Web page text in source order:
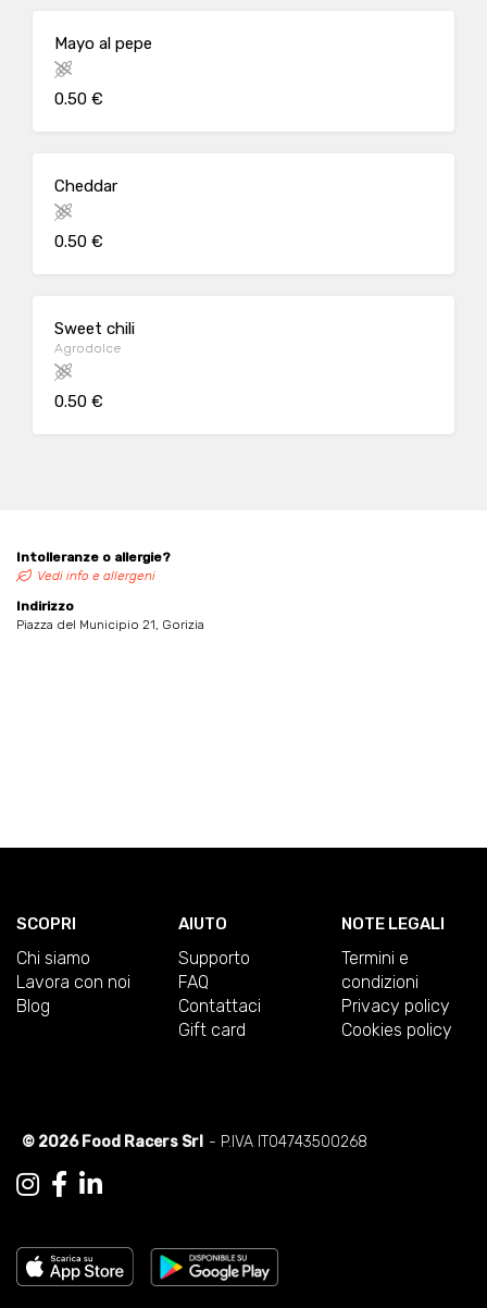
Mayo al pepe
0.50 €
Cheddar
0.50 €
Sweet chili
Agrodolce
0.50 €
Intolleranze o allergie?
Vedi info e allergeni
Indirizzo
Piazza del Municipio 21, Gorizia
SCOPRI
Chi siamo
Lavora con noi
Blog
AIUTO
Supporto
FAQ
Contattaci
Gift card
NOTE LEGALI
Termini e
condizioni
Privacy policy
Cookies policy
© 2026 Food Racers Srl - P.IVA IT04743500268